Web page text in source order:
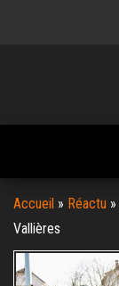
Accueil » Réactu »
Vallières